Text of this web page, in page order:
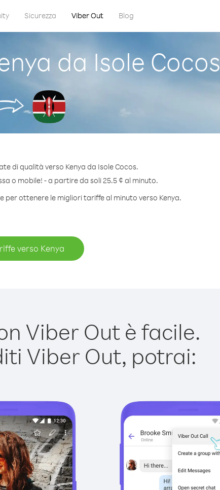
Sicurezza Viber Out Blog
da Isole Cocos
di qualità verso Kenya da Isole Cocos.
o mobile! - a partire da soli 25.5 ¢ al minuto.
ottenere le migliori tariffe al minuto verso Kenya.
verso Kenya
Viber Out è facile.
Viber Out, potrai: